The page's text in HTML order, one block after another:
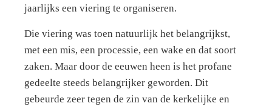
jaarlijks een viering te organiseren.
Die viering was toen natuurlijk het belangrijkst,
met een mis, een processie, een wake en dat soort
zaken. Maar door de eeuwen heen is het profane
gedeelte steeds belangrijker geworden. Dit
gebeurde zeer tegen de zin van de kerkelijke en